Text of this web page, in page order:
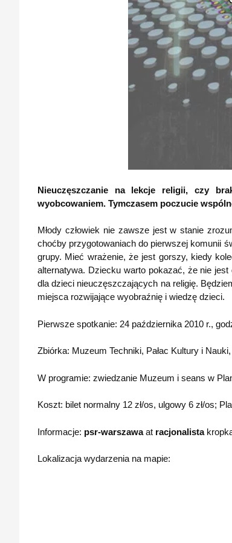
Nieuczęszczanie na lekcje religii, czy
wyobcowaniem. Tymczasem poczucie
Młody człowiek nie zawsze jest w stanie
choćby przygotowaniach do pierwszej komunii
grupy. Mieć wrażenie, że jest gorszy, kiedy
alternatywa. Dziecku warto pokazać, że nie jest
dla dzieci nieuczęszczających na religię.
miejsca rozwijające wyobraźnię i wiedzę dzieci.
Pierwsze spotkanie: 24 października 2010 r.,
Zbiórka: Muzeum Techniki, Pałac Kultury i
W programie: zwiedzanie Muzeum i seans w
Koszt: bilet normalny 12 zł/os, ulgowy 6 zł/os;
Informacje: psr-warszawaat racjonalista
Lokalizacja wydarzenia na mapie: